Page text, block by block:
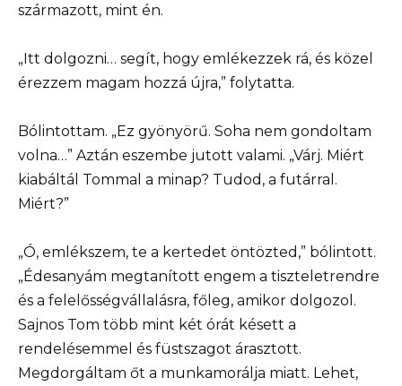
származott, mint én.
„Itt dolgozni… segít, hogy emlékezzek rá, és közel
érezzem magam hozzá újra,” folytatta.
Bólintottam. „Ez gyönyörű. Soha nem gondoltam
volna…” Aztán eszembe jutott valami. „Várj. Miért
kiabáltál Tommal a minap? Tudod, a futárral.
Miért?”
„Ó, emlékszem, te a kertedet öntözted,” bólintott.
„Édesanyám megtanított engem a tiszteletrendre
és a felelősségvállalásra, főleg, amikor dolgozol.
Sajnos Tom több mint két órát késett a
rendelésemmel és füstszagot árasztott.
Megdorgáltam őt a munkamorálja miatt. Lehet,